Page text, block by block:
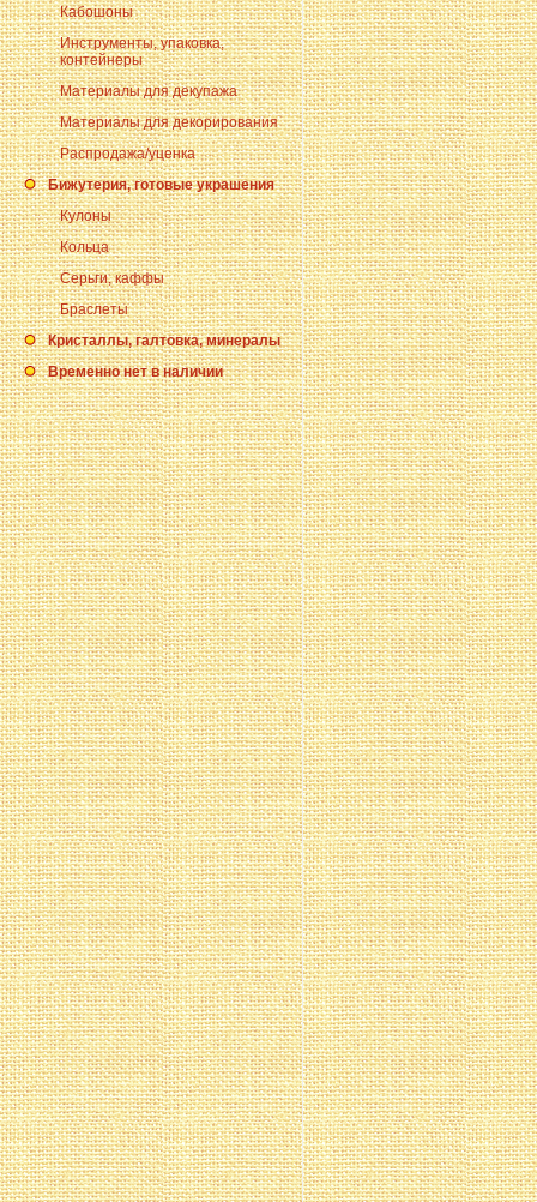
Кабошоны
Инструменты, упаковка,
контейнеры
Материалы для декупажа
Материалы для декорирования
Распродажа/уценка
Бижутерия, готовые украшения
Кулоны
Кольца
Серьги, каффы
Браслеты
Кристаллы, галтовка, минералы
Временно нет в наличии